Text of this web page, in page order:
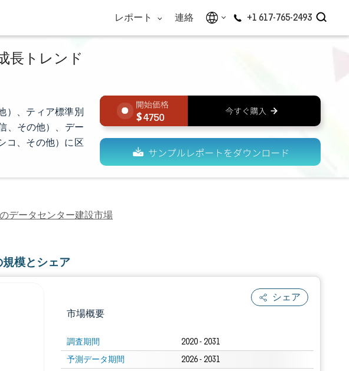
レポート 連絡 +1 617-765-2493
長トレンド
）、ティア標準別
、その他）、デー
コ、その他）に区
4750
データセンター建設市場
模とシェア
シェア
市場概要
調査期間 2020 - 2031
予測データ期間 2026 - 2031